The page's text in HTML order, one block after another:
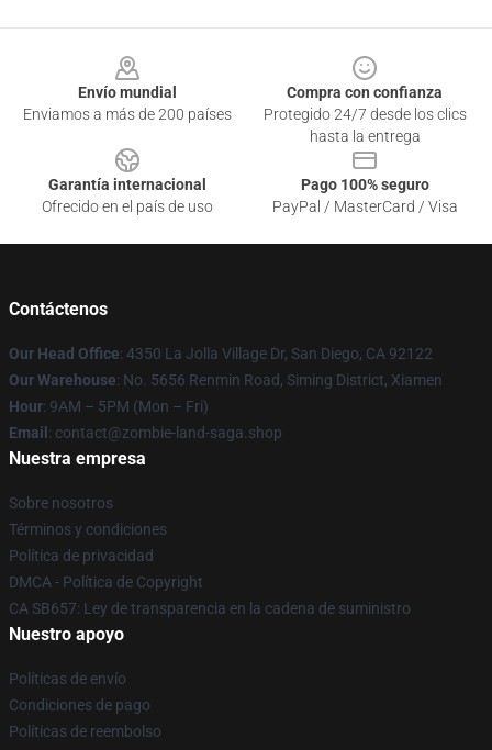
Envío mundial
Enviamos a más de 200 países
Compra con confianza
Protegido 24/7 desde los clics
hasta la entrega
Garantía internacional
Ofrecido en el país de uso
Pago 100% seguro
PayPal / MasterCard / Visa
Contáctenos
Our Head Office: 4350 La Jolla Village Dr, San Diego, CA 92122
Our Warehouse: No. 5656 Renmin Road, Siming District, Xiamen
Hour: 9AM – 5PM (Mon – Fri)
Email : contact@zombie-land-saga.shop
Nuestra empresa
Sobre nosotros
Términos y condiciones
Política de privacidad
DMCA - Política de Copyright
CA SB657: Ley de transparencia en la cadena de suministro
Nuestro apoyo
Políticas de envío
Condiciones de pago
Políticas de reembolso